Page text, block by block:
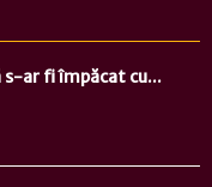
s-ar fi împăcat cu...